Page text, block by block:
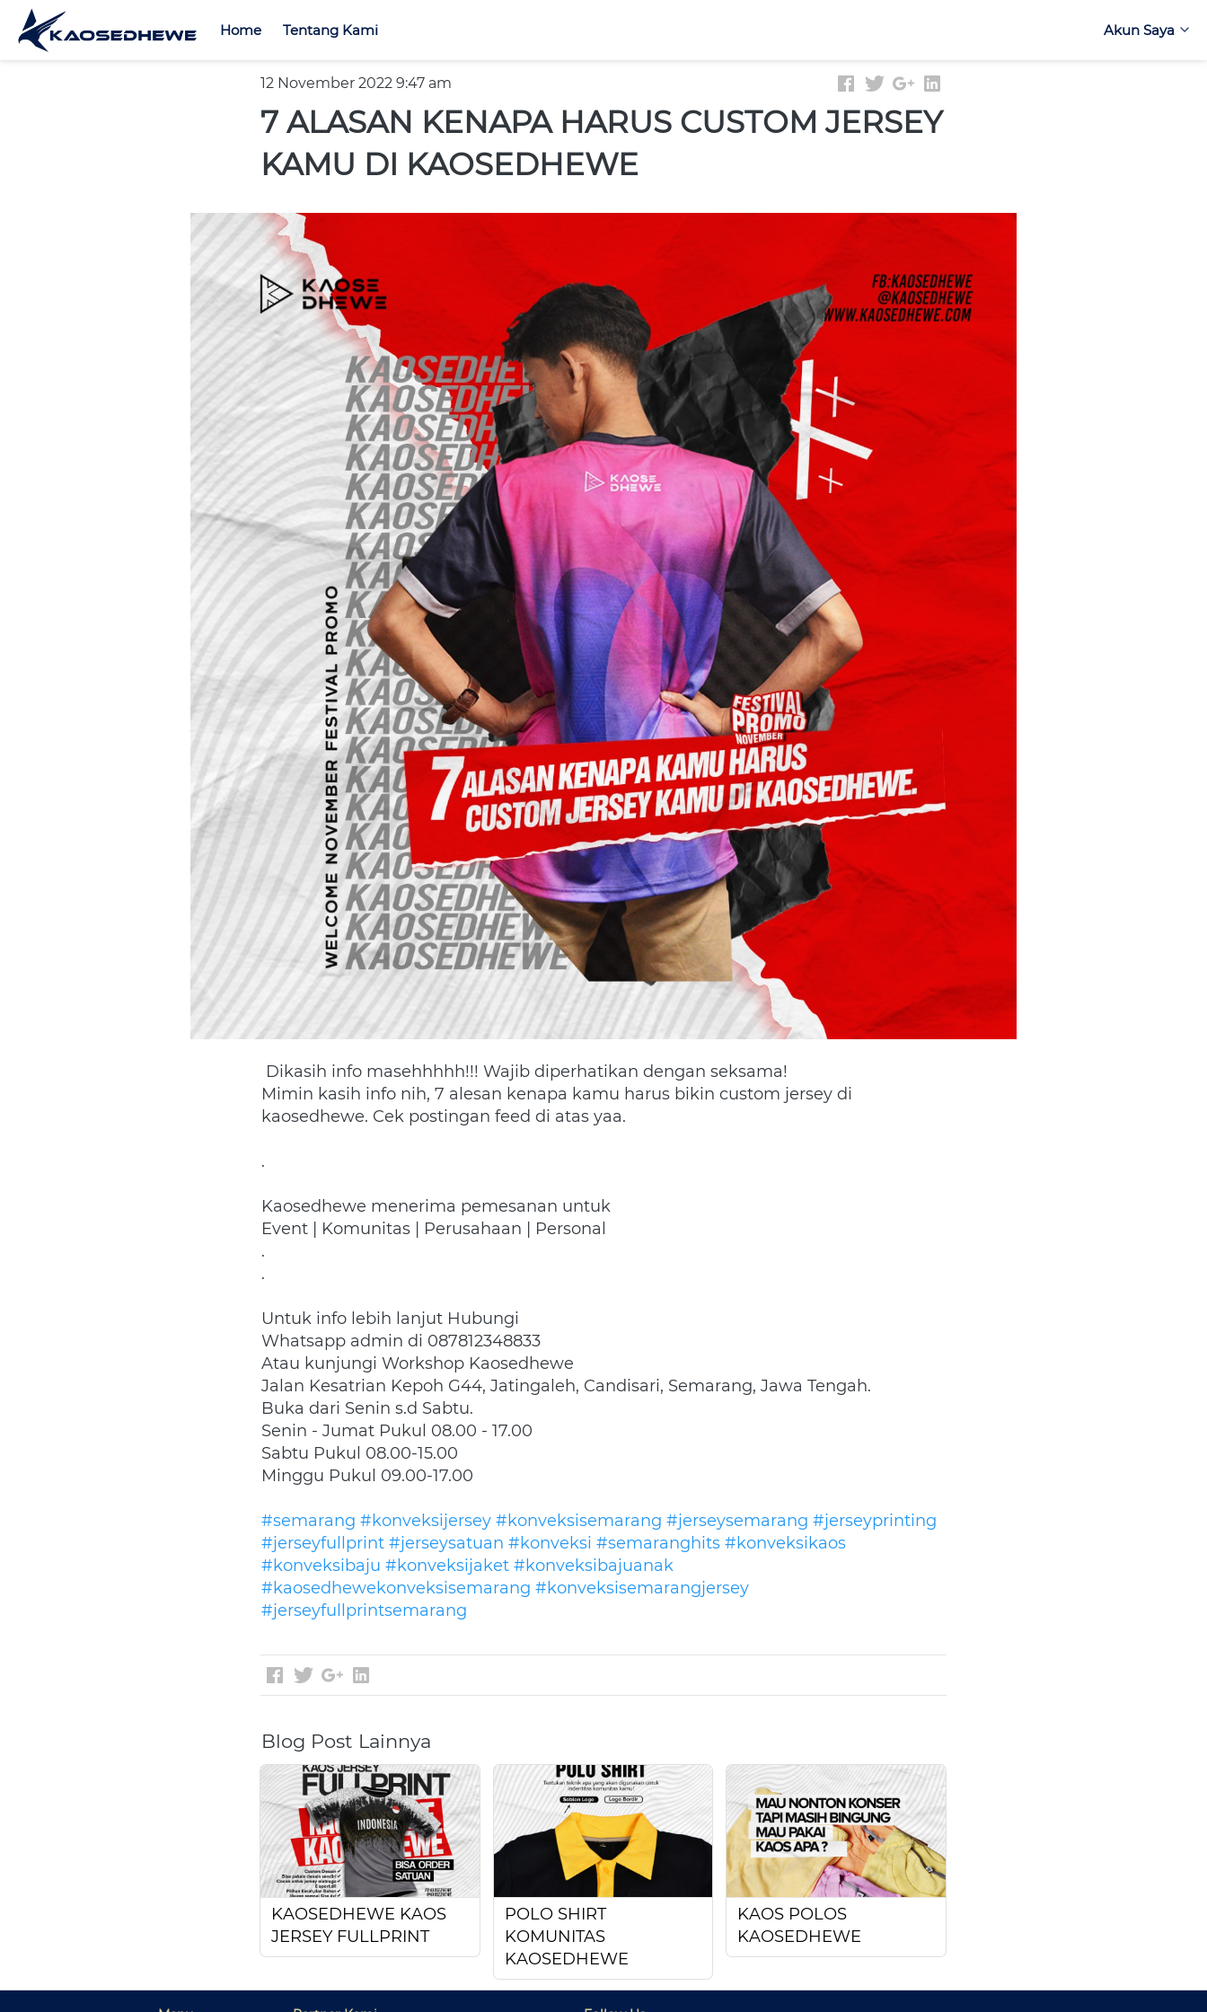
Home Tentang Kami Akun Saya
Home Tentang Kami Akun Saya
12 November 2022 2:47 am
7 ALASAN KENAPA HARUS CUSTOM JERSEY
KAMU DI KAOSEDHEWE
Dikasih info masehhhhh!!! Wajib diperhatikan dengan seksama!
Mimin kasih info nih, 7 alesan kenapa kamu harus bikin custom jersey di
kaosedhewe. Cek postingan feed di atas yaa.
.
Kaosedhewe menerima pemesanan untuk
Event | Komunitas | Perusahaan | Personal
.
.
Untuk info lebih lanjut Hubungi
Whatsapp admin di 087812348833
Atau kunjungi Workshop Kaosedhewe
Jalan Kesatrian Kepoh G44, Jatingaleh, Candisari, Semarang, Jawa Tengah.
Buka dari Senin s.d Sabtu.
Senin - Jumat Pukul 08.00 - 17.00
Sabtu Pukul 08.00-15.00
Minggu Pukul 09.00-17.00
#semarang #konveksijersey #konveksisemarang #jerseysemarang #jerseyprinting
#jerseyfullprint #jerseysatuan #konveksi #semaranghits #konveksikaos
#konveksibaju #konveksijaket #konveksibajuanak
#kaosedhewekonveksisemarang #konveksisemarangjersey
#jerseyfullprintsemarang
Blog Post Lainnya
KAOSEDHEWE KAOS
JERSEY FULLPRINT
POLO SHIRT
KOMUNITAS
KAOSEDHEWE
KAOS POLOS
KAOSEDHEWE